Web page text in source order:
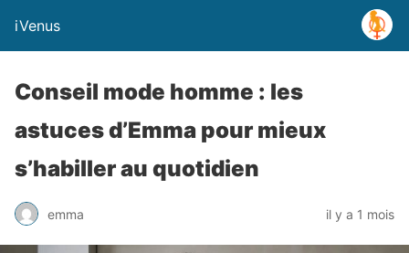
iVenus
Conseil mode homme : les
astuces d’Emma pour mieux
s’habiller au quotidien
emma il y a 1 mois